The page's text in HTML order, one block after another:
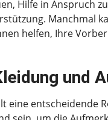
Hilfe in Anspruch
Manchmal
helfen, Ihre
und
eine entscheidende